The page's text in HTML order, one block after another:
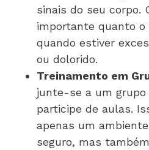
sinais do seu corpo.
importante quanto
quando estiver
ou dolorido.
Treinamento em
junte-se a um grupo
participe de aulas.
apenas um
seguro, mas